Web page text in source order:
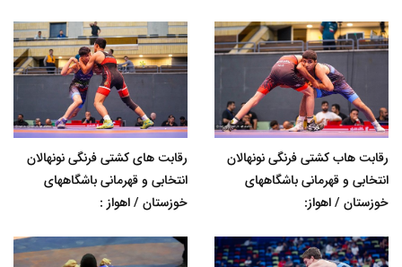
رقابت هاب کشتی فرنگی نونهالان
انتخابی و قهرمانی باشگاههای
خوزستان / اهواز:
رقابت های کشتی فرنگی نونهالان
انتخابی و قهرمانی باشگاههای
خوزستان / اهواز :